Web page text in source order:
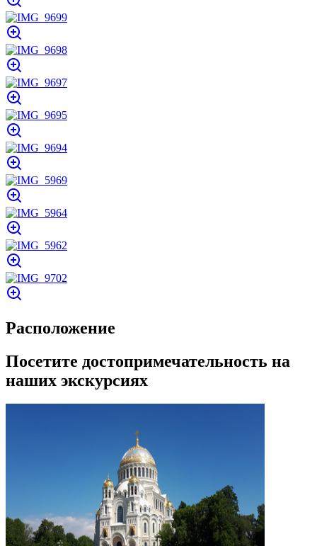
Расположение
Посетите достопримечательность на
наших экскурсиях